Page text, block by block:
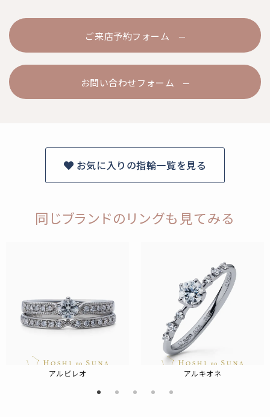
ご来店予約フォーム
お問い合わせフォーム
お気に入りの指輪一覧を見る
同じブランドのリングも見てみる
アルビレオ アルキオネ